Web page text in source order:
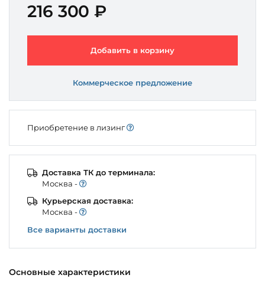
Основные характеристики
216 300 ₽
Добавить в корзину
Коммерческое предложение
Приобретение в лизинг
Доставка ТК до терминала:
Моcква -
Курьерская доставка:
Моcква -
Все варианты доставки